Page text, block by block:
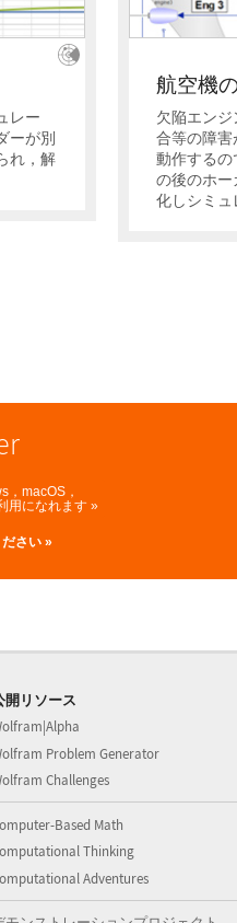
レー
ーが別
れ，解
航空機
欠陥エン
合等の障
動作する
の後のホ
化しシミュ
，macOS，
用になれます »
さい »
開リソース
Problem Generator
Challenges
Based Math
Thinking
Adventures